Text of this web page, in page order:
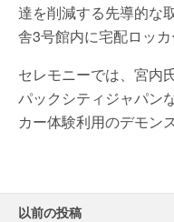
達を削減する先導的な
舎3号館内に宅配ロッカ
セレモニーでは、宮内
パックシティジャパン
カー体験利用のデモン
以前の投稿